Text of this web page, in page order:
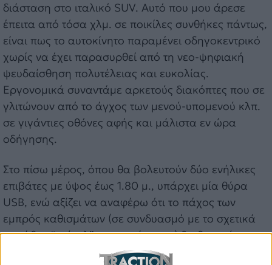
διάσταση στο ιταλικό SUV. Αυτό που μου άρεσε
έπειτα από τόσα χλμ. σε ποικίλες συνθήκες πάντως,
είναι πως το αυτοκίνητο παραμένει οδηγοκεντρικό
χωρίς να έχει παρασυρθεί από τη νεο-ψηφιακή
ψευδαίσθηση πολυτέλειας και ευκολίας.
Εργονομικά συναντάμε αρκετούς διακόπτες που σε
γλιτώνουν από το άγχος των μενού-υπομενού κλπ.
σε γιγάντιες οθόνες αφής και μάλιστα εν ώρα
οδήγησης.
Στο πίσω μέρος, όπου θα βολευτούν δύο ενήλικες
επιβάτες με ύψος έως 1.80 μ., υπάρχει μία θύρα
USB, ενώ αξίζει να αναφέρω ότι το πάχος των
εμπρός καθισμάτων (σε συνδυασμό με το σχετικά
ογκώδες “τούνελ” του πατώματος) θα δεσμεύσει
αρκετό από τον πολύτιμο χώρο για τα πόδια τους.